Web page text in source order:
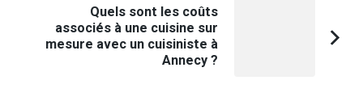
Quels sont les coûts
associés à une cuisine sur
mesure avec un cuisiniste à
Annecy ?